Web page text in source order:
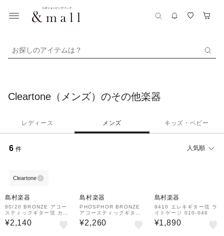
お探しのアイテムは？
Cleartone（メンズ）のその他楽器
レディース メンズ キッズ・ベビー
6 件 人気順
Cleartone
島村楽器
80/20 BRONZE アコー
スティックギター弦 カス
タムライトゲージ 011-0
52
¥2,140
島村楽器
PHOSPHOR BRONZE
アコースティックギター
弦 ライトゲージ 012-05
3
¥2,260
島村楽器
9410 エレキギター弦 ラ
イトゲージ 010-046
¥1,890